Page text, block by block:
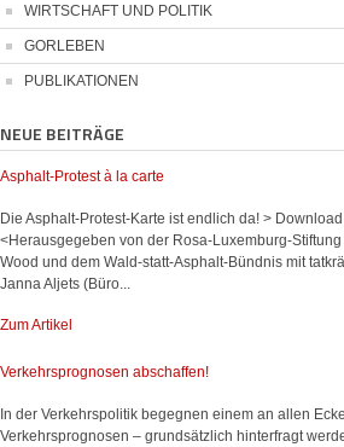
WIRTSCHAFT UND POLITIK
GORLEBEN
PUBLIKATIONEN
NEUE BEITRÄGE
Asphalt-Protest à la carte
Die Asphalt-Protest-Karte ist endlich da! >
<Herausgegeben von der Rosa-Luxemburg-
Wood und dem Wald-statt-Asphalt-Bündnis mit
Janna Aljets (Büro...
Zum Artikel
Verkehrsprognosen abschaffen!
In der Verkehrspolitik begegnen einem an allen
Verkehrsprognosen – grundsätzlich hinterfragt